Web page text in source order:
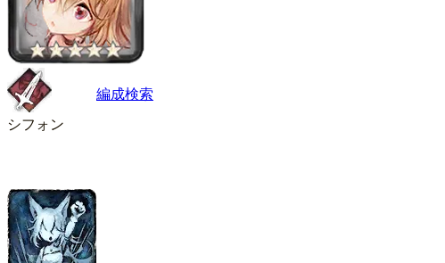
シフォン
編成検索